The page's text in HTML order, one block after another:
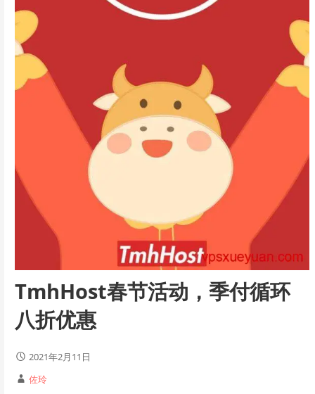
TmhHost春节活动，季付循环
八折优惠
2021年2月11日
佐玲